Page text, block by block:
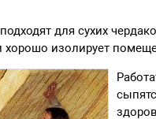
для сухих
хорошо изолирует